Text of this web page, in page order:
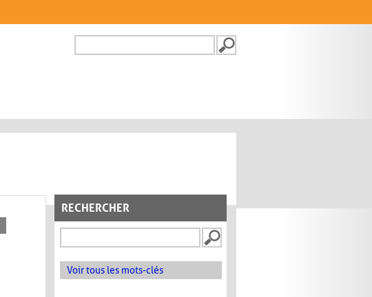
FORMULAIRE DE
RECHERCHER
Voir tous les mots-clés